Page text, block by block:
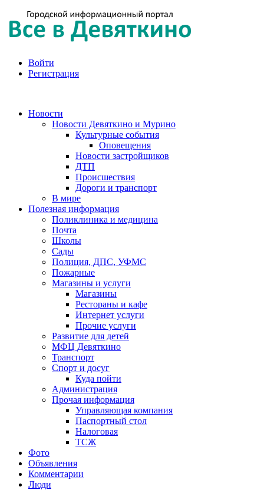
Войти
Регистрация
Новости
Новости Девяткино и Мурино
Культурные события
Оповещения
Новости застройщиков
ДТП
Происшествия
Дороги и транспорт
В мире
Полезная информация
Поликлиника и медицина
Почта
Школы
Сады
Полиция, ДПС, УФМС
Пожарные
Магазины и услуги
Магазины
Рестораны и кафе
Интернет услуги
Прочие услуги
Развитие для детей
МФЦ Девяткино
Транспорт
Спорт и досуг
Куда пойти
Администрация
Прочая информация
Управляющая компания
Паспортный стол
Налоговая
ТСЖ
Фото
Объявления
Комментарии
Люди